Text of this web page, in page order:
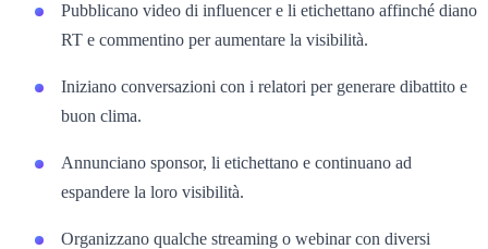
Pubblicano video di influencer e li etichettano affinché diano
RT e commentino per aumentare la visibilità.
Iniziano conversazioni con i relatori per generare dibattito e
buon clima.
Annunciano sponsor, li etichettano e continuano ad
espandere la loro visibilità.
Organizzano qualche streaming o webinar con diversi